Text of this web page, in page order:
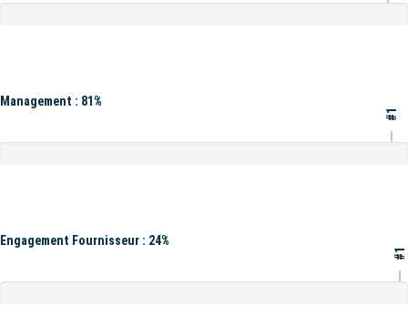
Management : 81%
#1
Engagement Fournisseur : 24%
#1